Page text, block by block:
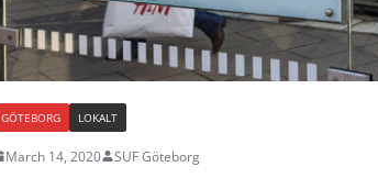
GÖTEBORG LOKALT
March 14, 2020 SUF Göteborg